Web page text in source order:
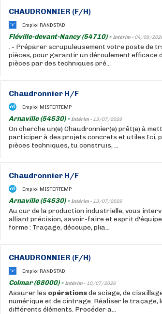
CHAUDRONNIER (F/H)
Emploi RANDSTAD
Fléville-devant-Nancy (54710) -Intérim - 04/08/
. - Préparer scrupuleusement votre poste de
pièces, pour garantir un déroulement efficace
pièces par des techniques pré...
Chaudronnier H/F
Emploi MISTERTEMP
Arnaville (54530) -Intérim - 13/07/2026
On cherche un(e) Chaudronnier(e) prêt(e) à
participer à des projets concrets et utiles Ici,
pièces techniques, tu construis, ...
Chaudronnier H/F
Emploi MISTERTEMP
Arnaville (54530) -Intérim - 13/07/2026
Au cur de la production industrielle, vous
alliant précision, savoir-faire et esprit
forme : Traçage, découpe, plia...
CHAUDRONNIER (F/H)
Emploi RANDSTAD
Colmar (68000) -Intérim - 10/07/2026
Assurer les opérationsde sciage, de
numérique et de cintrage. Réaliser le traçage,
différents éléments. Procéder a...